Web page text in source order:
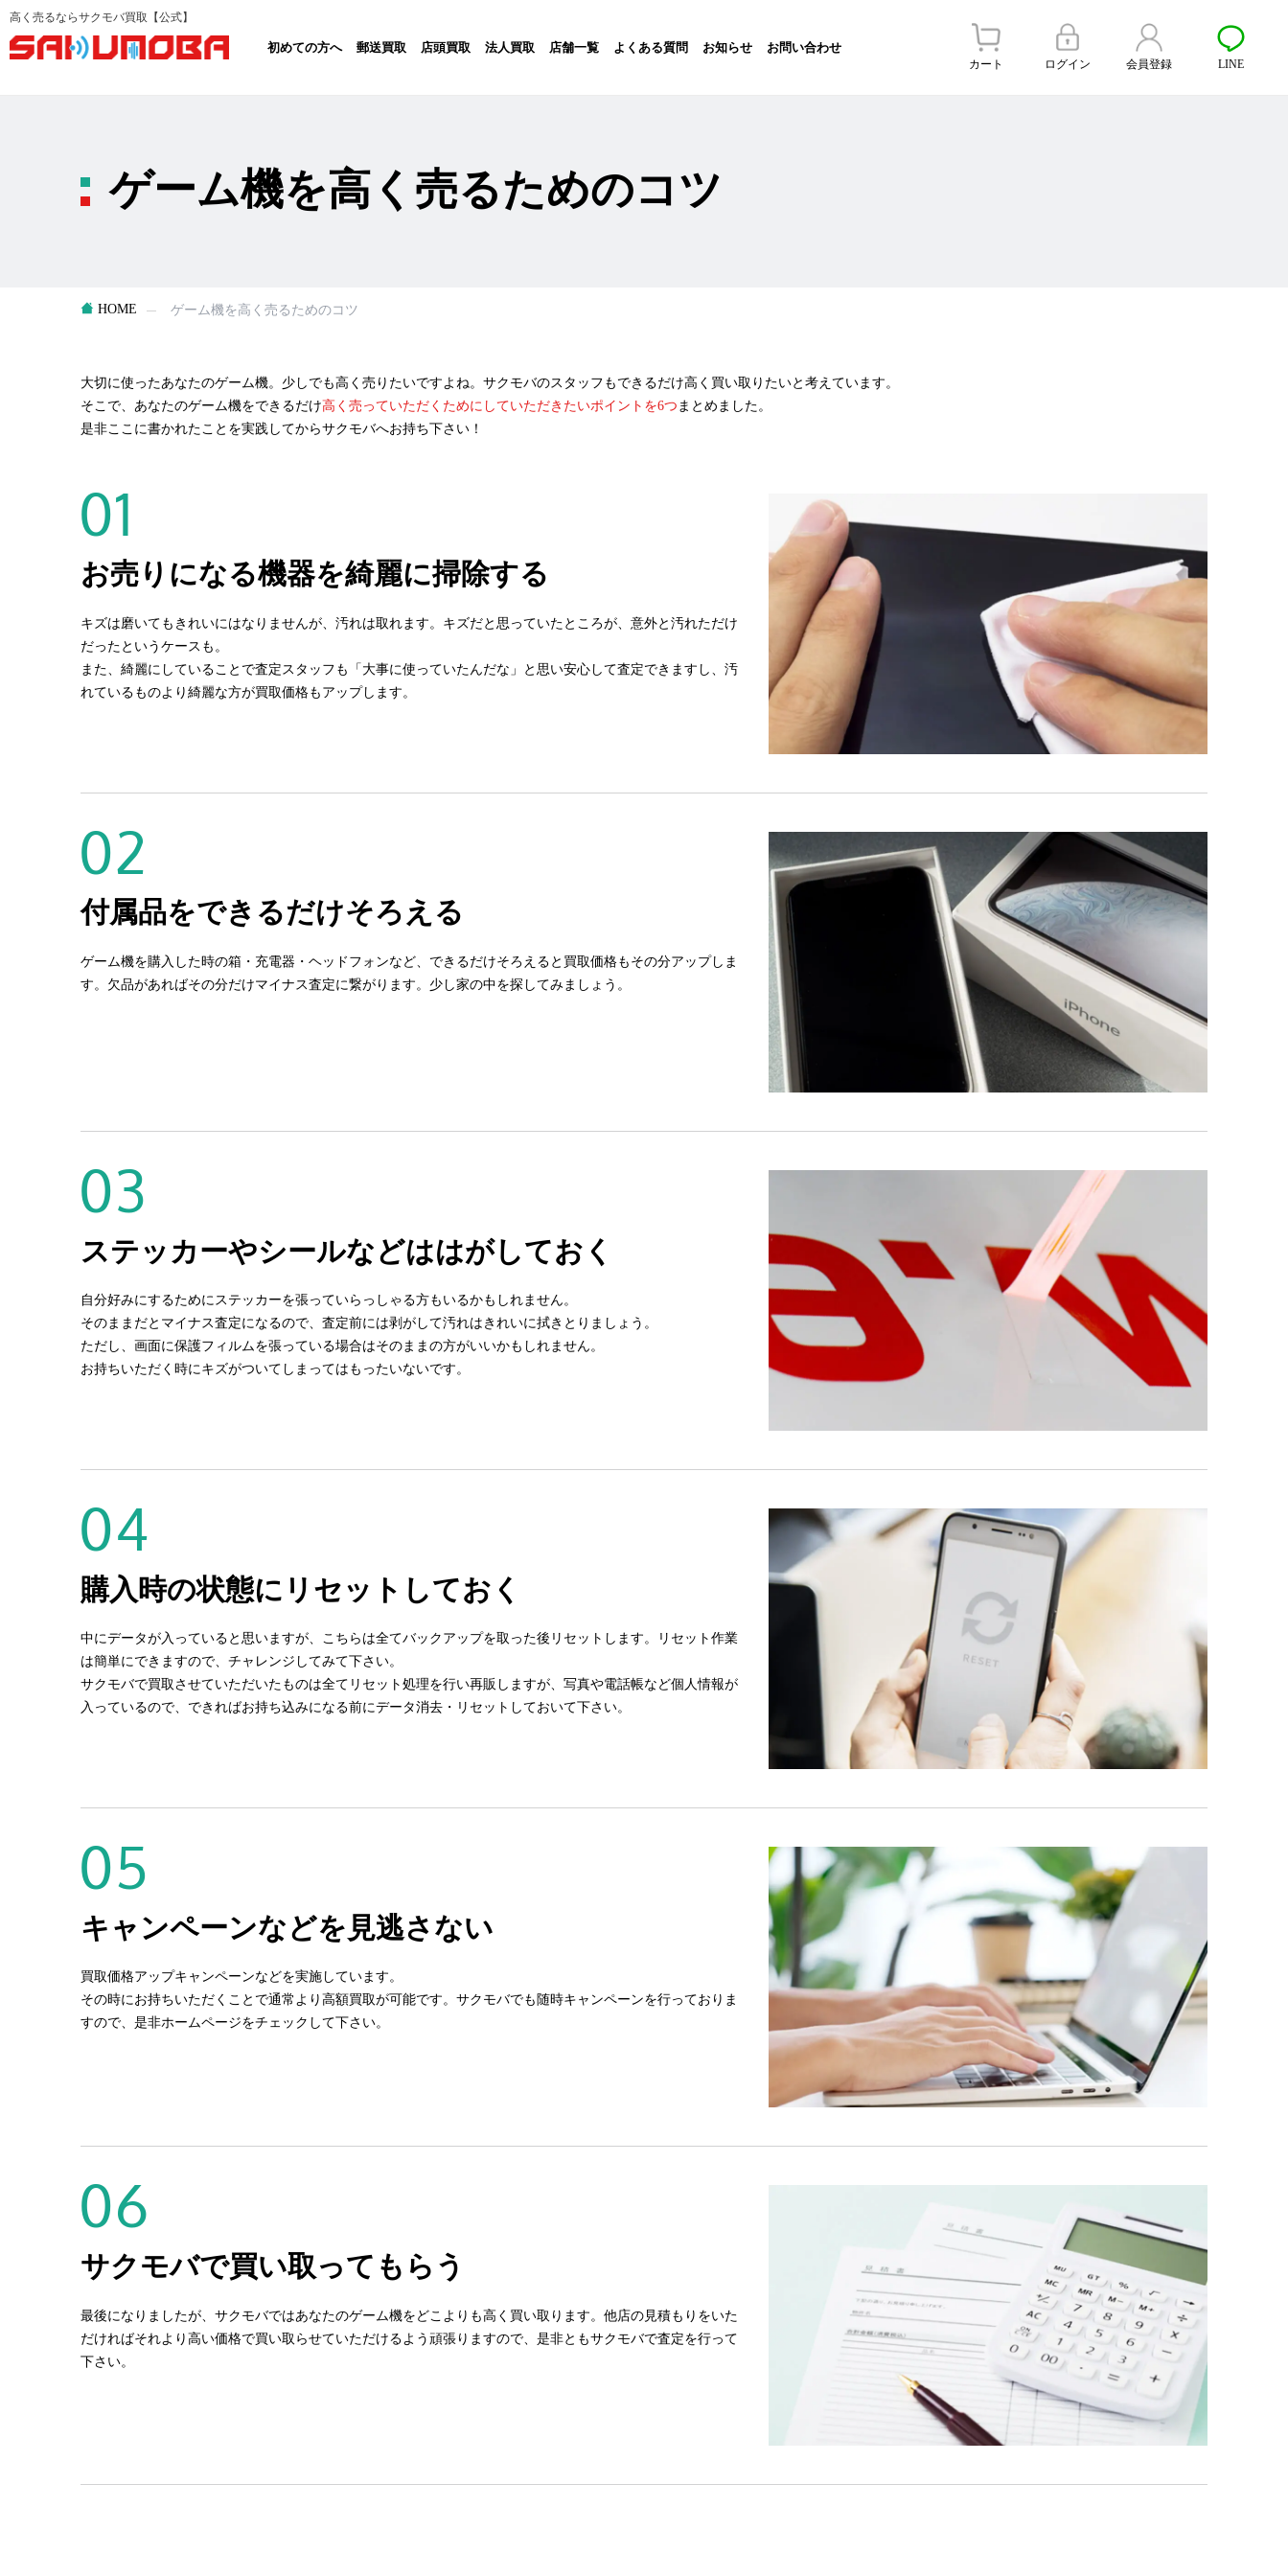
高く売るならサクモバ買取【公式】
初めての方へ 郵送買取 店頭買取 法人買取 店舗一覧 よくある質問 お知らせ お問い合わせ
カート ログイン 会員登録 LINE
ゲーム機を高く売るためのコツ
HOME ゲーム機を高く売るためのコツ
大切に使ったあなたのゲーム機。少しでも高く売りたいですよね。サクモバのスタッフもできるだけ高く買い取りたいと考えています。
そこで、あなたのゲーム機をできるだけ高く売っていただくためにしていただきたいポイントを6つ まとめました。
是非ここに書かれたことを実践してからサクモバへお持ち下さい！
01
お売りになる機器を綺麗に掃除する
キズは磨いてもきれいにはなりませんが、汚れは取れます。キズだと思っていたところが、意外と汚れただけ
だったというケースも。
また、綺麗にしていることで査定スタッフも「大事に使っていたんだな」と思い安心して査定できますし、汚
れているものより綺麗な方が買取価格もアップします。
02
付属品をできるだけそろえる
ゲーム機を購入した時の箱・充電器・ヘッドフォンなど、できるだけそろえると買取価格もその分アップしま
す。欠品があればその分だけマイナス査定に繋がります。少し家の中を探してみましょう。
03
ステッカーやシールなどははがしておく
自分好みにするためにステッカーを張っていらっしゃる方もいるかもしれません。
そのままだとマイナス査定になるので、査定前には剥がして汚れはきれいに拭きとりましょう。
ただし、画面に保護フィルムを張っている場合はそのままの方がいいかもしれません。
お持ちいただく時にキズがついてしまってはもったいないです。
04
購入時の状態にリセットしておく
中にデータが入っていると思いますが、こちらは全てバックアップを取った後リセットします。リセット作業
は簡単にできますので、チャレンジしてみて下さい。
サクモバで買取させていただいたものは全てリセット処理を行い再販しますが、写真や電話帳など個人情報が
入っているので、できればお持ち込みになる前にデータ消去・リセットしておいて下さい。
05
キャンペーンなどを見逃さない
買取価格アップキャンペーンなどを実施しています。
その時にお持ちいただくことで通常より高額買取が可能です。サクモバでも随時キャンペーンを行っておりま
すので、是非ホームページをチェックして下さい。
06
サクモバで買い取ってもらう
最後になりましたが、サクモバではあなたのゲーム機をどこよりも高く買い取ります。他店の見積もりをいた
だければそれより高い価格で買い取らせていただけるよう頑張りますので、是非ともサクモバで査定を行って
下さい。